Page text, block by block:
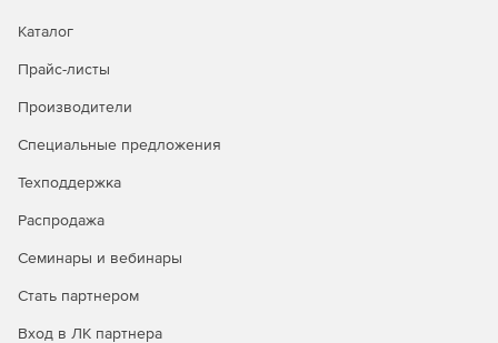
Каталог
Прайс-листы
Производители
Специальные предложения
Техподдержка
Распродажа
Семинары и вебинары
Стать партнером
Вход в ЛК партнера